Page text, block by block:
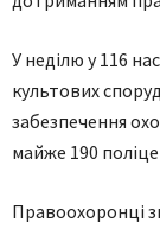
У неділю у 116
культових
забезпечення
майже 190
Правоохоронці